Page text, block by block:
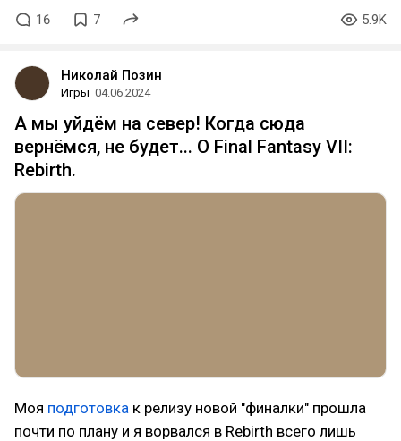
16 7 5.9K
Николай Позин
Игры 04.06.2024
А мы уйдём на север! Когда сюда
вернёмся, не будет... О Final Fantasy VII:
Rebirth.
Моя подготовка к релизу новой "финалки" прошла
почти по плану и я ворвался в Rebirth всего лишь